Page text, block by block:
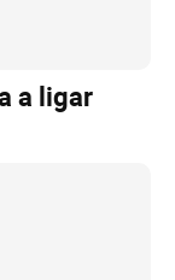
a ligar